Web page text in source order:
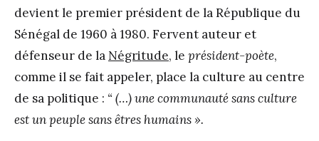
devient le premier président de la République du
Sénégal de 1960 à 1980. Fervent auteur et
défenseur de la Négritude, le président-poète,
comme il se fait appeler, place la culture au centre
de sa politique : “ (…) une communauté sans culture
est un peuple sans êtres humains ».